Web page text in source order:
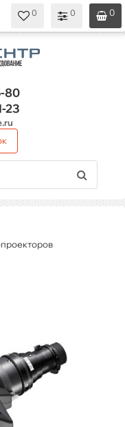
0
0
0
80
23